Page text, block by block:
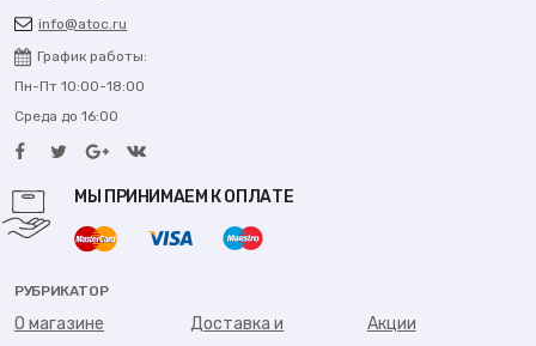
info@atoc.ru
График работы:
Пн-Пт 10:00-18:00
Среда до 16:00
МЫ ПРИНИМАЕМ К ОПЛАТЕ
РУБРИКАТОР
О магазине
Доставка и
Акции